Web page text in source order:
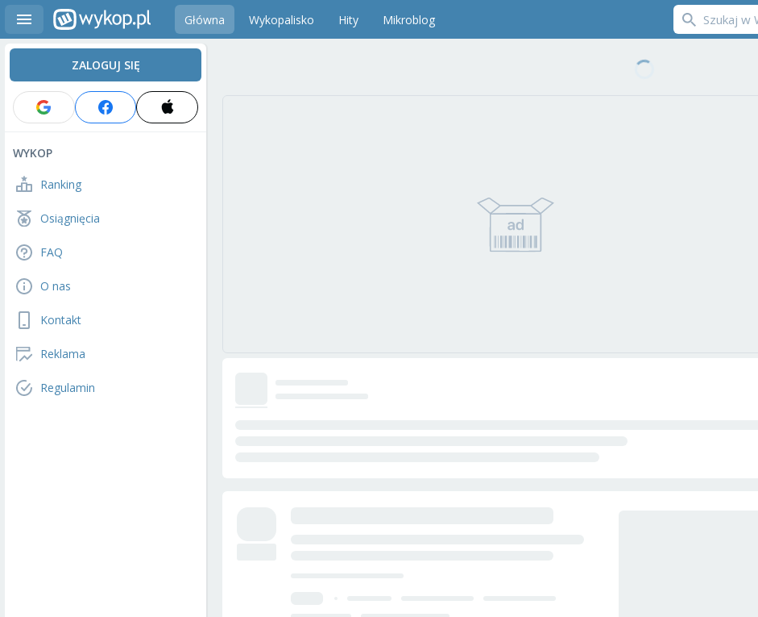
Główna Wykopalisko Hity Mikroblog
ZALOGUJ SIĘ
WYKOP
Ranking
Osiągnięcia
FAQ
O nas
Kontakt
Reklama
Regulamin